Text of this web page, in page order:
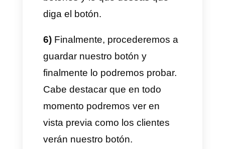
1)El primer paso para
conseguir tus botones de
WhatsApp escrear una cuenta
en Callbell dando clic aquí.
2)Una vez hecha tu cuenta,
deberemos ir directamente a